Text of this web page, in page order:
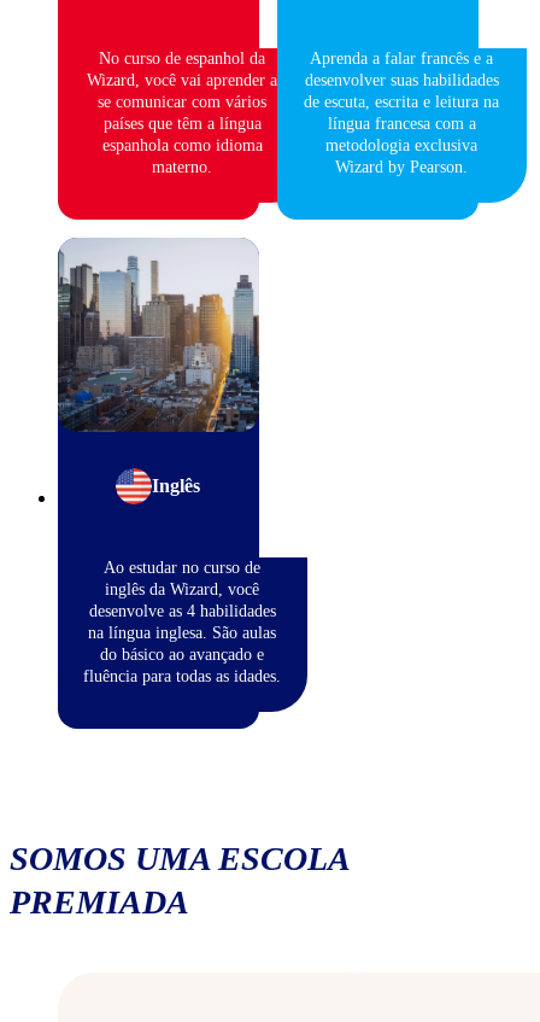
No curso de espanhol da
Wizard, você vai aprender a
se comunicar com vários
países que têm a língua
espanhola como idioma
materno.
Aprenda a falar francês e a
desenvolver suas habilidades
de escuta, escrita e leitura na
língua francesa com a
metodologia exclusiva
Wizard by Pearson.
Inglês
Ao estudar no curso de
inglês da Wizard, você
desenvolve as 4 habilidades
na língua inglesa. São aulas
do básico ao avançado e
fluência para todas as idades.
SOMOS UMA ESCOLA
PREMIADA